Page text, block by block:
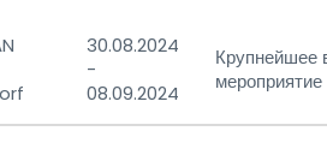
30.08.2024
-
08.09.2024
Крупнейшее